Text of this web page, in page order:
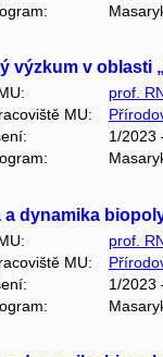
výzkum v oblasti
prof.
MU:
1/2023
dynamika
prof.
MU:
1/2023